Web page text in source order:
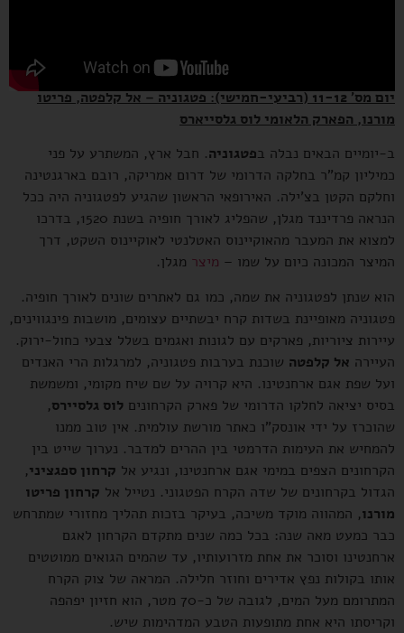
יום מס' 11-12 (רביעי-חמישי): פטגוניה –
אל קלפטה, פריטו
מורנו, הפארק הלאומי לוס גלסייארס
ב-יומיים הבאים נבלה בפטגוניה. חבל ארץ, המשתרע על פני
כמיליון קמ"ר בחלקה הדרומי של דרום אמריקה, רובם בארגנטינה
וחלקם הקטן בצ'ילה. האירופאי הראשון שהגיע לפטגוניה היה ככל
הנראה פרדיננד מגלן, שהפליג לאורך חופיה בשנת 1520, בדרכו
למצוא את המעבר מהאוקיינוס האטלנטי לאוקיינוס השקט, דרך
המיצר המכונה כיום על שמו – מיצר מגלן.
הוא שנתן לפטגוניה את שמה, כמו גם לאתרים שונים לאורך חופיה.
פטגוניה מאופיינת בשדות קרח יבשתיים עצומים, מושבות פינגווינים,
עיירות ציוריות, פארקים עם לגונות ואגמים בשלל צבעי כחול-ירוק.
העיירה אל קלפטה שוכנת בערבות פטגוניה, למרגלות הרי האנדים
ועל שפת אגם ארחנטינו. היא קרויה על שם שיח מקומי, ומשמשת
בסיס יציאה לחלקו הדרומי של פארק הקרחונים לוס גלסיירס,
שהוכרז על ידי אונסק"ו כאתר מורשת עולמית. אין טוב ממנו
להמחיש את העימות הדרמטי בין ההרים למדבר. נערוך שייט בין
הקרחונים הצפים במימי אגם ארחנטינו, ונגיע אל קרחון ספגציני,
הגדול בקרחונים של שדה הקרח הפטגוני. נטייל אל קרחון פריטו
מורנו, המהווה מוקד משיכה, בעיקר בזכות תהליך מחזורי שמתרחש
כבר כמעט מאה שנה: בכל כמה שנים מתקדם הקרחון לאגם
ארחנטינו וסוכר את אחת מזרועותיו, עד שהמים הגואים ממוטטים
אותו בקולות נפץ אדירים וחוזר חלילה. המראה של צוק הקרח
המתרומם מעל המים, לגובה של כ-70 מטר, הוא חזיון יפהפה
וקריסתו היא אחת מתופעות הטבע המדהימות שיש.